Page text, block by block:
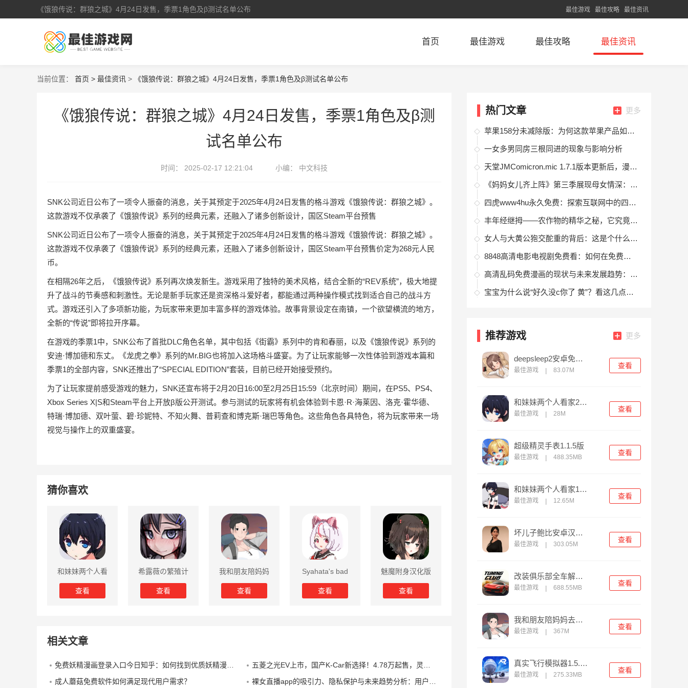
《饿狼传说：群狼之城》4月24日发售，季票1角色及β测试名单公布 最佳游戏 最佳攻略 最佳资讯
首页 最佳游戏 最佳攻略 最佳资讯
当前位置： 首页 > 最佳资讯 > 《饿狼传说：群狼之城》4月24日发售，季票1角色及β测试名单公布
《饿狼传说：群狼之城》4月24日发售，季票1角色及β测
试名单公布
时间： 2025-02-17 12:21:04 小编： 中文科技
SNK公司近日公布了一项令人振奋的消息，关于其预定于2025年4月24日发售的格斗游戏《饿狼传说：群狼之城》。
这款游戏不仅承袭了《饿狼传说》系列的经典元素，还融入了诸多创新设计，国区Steam平台预售
SNK公司近日公布了一项令人振奋的消息，关于其预定于2025年4月24日发售的格斗游戏《饿狼传说：群狼之城》。
这款游戏不仅承袭了《饿狼传说》系列的经典元素，还融入了诸多创新设计，国区Steam平台预售价定为268元人民
币。
在相隔26年之后，《饿狼传说》系列再次焕发新生。游戏采用了独特的美术风格，结合全新的“REV系统”，极大地提
升了战斗的节奏感和刺激性。无论是新手玩家还是资深格斗爱好者，都能通过两种操作模式找到适合自己的战斗方
式。游戏还引入了多项新功能，为玩家带来更加丰富多样的游戏体验。故事背景设定在南镇，一个欲望横流的地方，
全新的“传说”即将拉开序幕。
在游戏的季票1中，SNK公布了首批DLC角色名单，其中包括《街霸》系列中的肯和春丽，以及《饿狼传说》系列的
安迪·博加德和东丈。《龙虎之拳》系列的Mr.BIG也将加入这场格斗盛宴。为了让玩家能够一次性体验到游戏本篇和
季票1的全部内容，SNK还推出了“SPECIAL EDITION”套装，目前已经开始接受预约。
为了让玩家提前感受游戏的魅力，SNK还宣布将于2月20日16:00至2月25日15:59（北京时间）期间，在PS5、PS4、
Xbox Series X|S和Steam平台上开放β版公开测试。参与测试的玩家将有机会体验到卡恩·R·海莱因、洛克·霍华德、
特瑞·博加德、双叶萤、碧·珍妮特、不知火舞、普莉查和博克斯·瑞巴等角色。这些角色各具特色，将为玩家带来一场
视觉与操作上的双重盛宴。
猜你喜欢
和妹妹两个人看
家2中文版
查看
希露薇の繁殖计
划全CG存档版
查看
我和朋友陪妈妈
去露营2024汉化
版
查看
Syahata's bad
day手游0.88.4安
卓下载
查看
魅魔附身汉化版
2024
查看
相关文章
免费妖精漫画登录入口今日知乎：如何找到优质妖精漫画平台并轻松享受免费阅读
五菱之光EV上市，国产K-Car新选择！4.78万起售，灵活多变空间
成人蘑菇免费软件如何满足现代用户需求？
裸女直播app的吸引力、隐私保护与未来趋势分析：用户需求与市场潜力解析
热门文章 更多
苹果158分未减除版：为何这款苹果产品如此受欢迎？
一女多男同房三根同进的现象与影响分析
天堂JMComicron.mic 1.7.1版本更新后，漫画阅读体验如何？
《妈妈女儿齐上阵》第三季展现母女情深：明星参赛、亲情互动与成长挑战全纪录
四虎www4hu永久免费：探索互联网中的四虎资源网站及其安全隐患
丰年经继拇——农作物的精华之秘，它究竟是做什么的？
女人与大黄公狍交酡重的背后：这是个什么样的故事？
8848高清电影电视剧免费看：如何在免费平台享受丰富的影视资源和高清画质？
高清乱码免费漫画的现状与未来发展趋势：如何避免乱码并提升观看体验
宝宝为什么说“好久没c你了 黄”？看这几点原因解析：父母该如何应对宝宝的情感变化
推荐游戏 更多
deepsleep2安卓免费版
最佳游戏 83.07M
查看
和妹妹两个人看家2中文版
最佳游戏 28M
查看
超级精灵手表1.1.5版
最佳游戏 488.35MB
查看
和妹妹两个人看家1纸巾盒游戏
最佳游戏 12.65M
查看
坏儿子鲍比安卓汉化版游戏
最佳游戏 303.05M
查看
改装俱乐部全车解锁版
最佳游戏 688.55MB
查看
我和朋友陪妈妈去露营2024汉化版
最佳游戏 367M
查看
真实飞行模拟器1.5.7版
最佳游戏 275.33MB
查看